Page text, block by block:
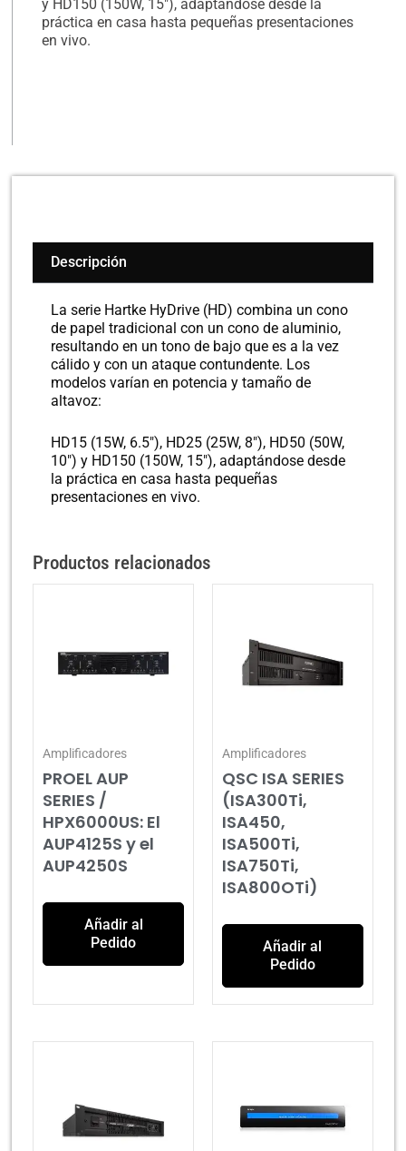
y HD150 (150W, 15″), adaptándose desde la
práctica en casa hasta pequeñas presentaciones
en vivo.
Descripción
La serie Hartke HyDrive (HD) combina un cono
de papel tradicional con un cono de aluminio,
resultando en un tono de bajo que es a la vez
cálido y con un ataque contundente. Los
modelos varían en potencia y tamaño de
altavoz:
HD15 (15W, 6.5″), HD25 (25W, 8″), HD50 (50W,
10″) y HD150 (150W, 15″), adaptándose desde
la práctica en casa hasta pequeñas
presentaciones en vivo.
Productos relacionados
Amplificadores
PROEL AUP
SERIES /
HPX6000US: El
AUP4125S y el
AUP4250S
Añadir al
Pedido
Amplificadores
QSC ISA SERIES
(ISA300Ti,
ISA450,
ISA500Ti,
ISA750Ti,
ISA800OTi)
Añadir al
Pedido